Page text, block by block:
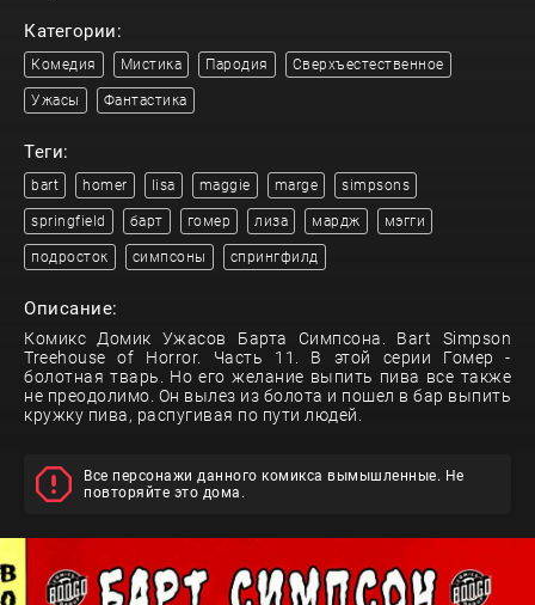
Категории:
Комедия Мистика Пародия Сверхъестественное
Ужасы Фантастика
Теги:
bart homer lisa maggie marge simpsons
springfield барт гомер лиза мардж мэгги
подросток симпсоны спрингфилд
Описание:
Комикс Домик Ужасов Барта Симпсона. Bart Simpson
Treehouse of Horror. Часть 11. В этой серии Гомер -
болотная тварь. Но его желание выпить пива все также
не преодолимо. Он вылез из болота и пошел в бар выпить
кружку пива, распугивая по пути людей.
Все персонажи данного комикса вымышленные. Не
повторяйте это дома.